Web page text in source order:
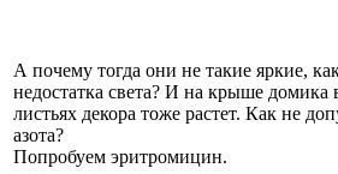
А почему тогда они не такие яркие,
недостатка света? И на крыше
листьях декора тоже растет. Как не
азота?
Попробуем эритромицин.